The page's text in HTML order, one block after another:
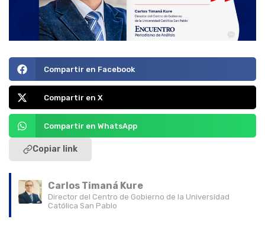
Compartir en Facebook
Compartir en X
Compartir en WhatsApp
Copiar link
Carlos Timaná Kure
Director del Centro de Gobierno de la Universidad
Católica San Pablo